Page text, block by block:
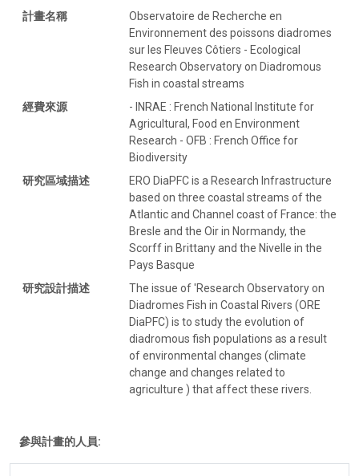
計畫名稱
Observatoire de Recherche en
Environnement des poissons diadromes
sur les Fleuves Côtiers - Ecological
Research Observatory on Diadromous
Fish in coastal streams
經費來源
- INRAE : French National Institute for
Agricultural, Food en Environment
Research - OFB : French Office for
Biodiversity
研究區域描述
ERO DiaPFC is a Research Infrastructure
based on three coastal streams of the
Atlantic and Channel coast of France: the
Bresle and the Oir in Normandy, the
Scorff in Brittany and the Nivelle in the
Pays Basque
研究設計描述
The issue of 'Research Observatory on
Diadromes Fish in Coastal Rivers (ORE
DiaPFC) is to study the evolution of
diadromous fish populations as a result
of environmental changes (climate
change and changes related to
agriculture ) that affect these rivers.
參與計畫的人員: